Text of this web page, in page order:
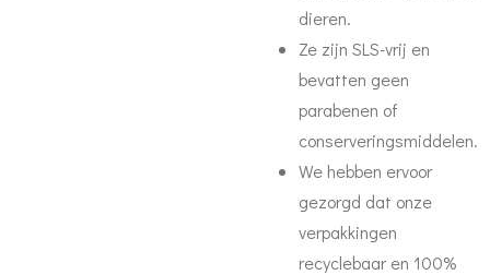
dieren.
Ze zijn SLS-vrij en
bevatten geen
parabenen of
conserveringsmiddelen.
We hebben ervoor
gezorgd dat onze
verpakkingen
recyclebaar en 100%